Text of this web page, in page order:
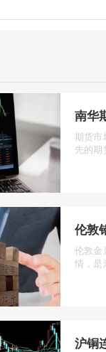
南华
期货市
先的期
伦敦
伦敦金
情，是
沪铜